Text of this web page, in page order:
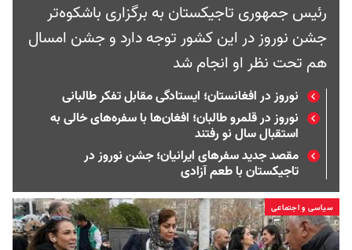
رئیس‌ جمهوری تاجیکستان به برگزاری باشکوه‌تر
جشن نوروز در این کشور توجه دارد و جشن امسال
هم تحت نظر او انجام شد
نوروز در افغانستان؛ ایستادگی مقابل تفکر طالبانی
نوروز در قلمرو طالبان؛ افغان‌ها با سفره‌های خالی به
استقبال سال نو رفتند
مقصد جدید سفرهای ایرانیان؛ جشن نوروز در
تاجیکستان با طعم آزادی
سیاسی و اجتماعی